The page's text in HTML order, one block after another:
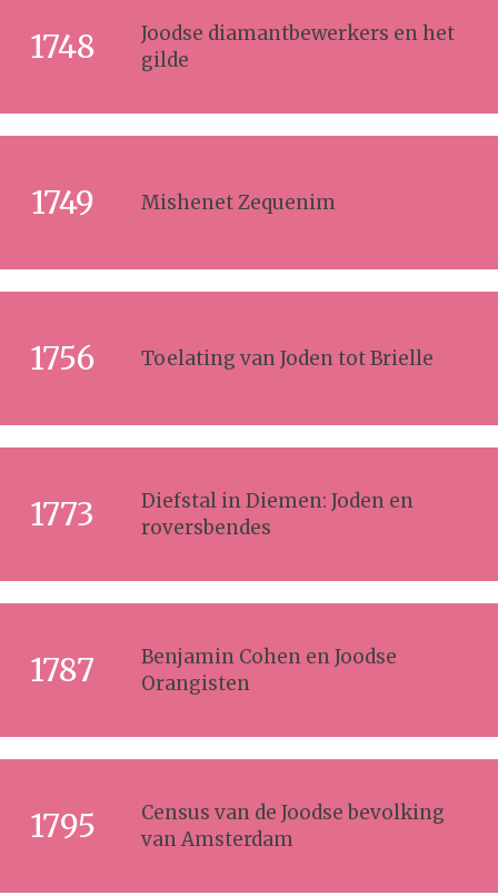
1748
Joodse diamantbewerkers en het
gilde
1749 Mishenet Zequenim
1756 Toelating van Joden tot Brielle
1773
Diefstal in Diemen: Joden en
roversbendes
1787
Benjamin Cohen en Joodse
Orangisten
1795
Census van de Joodse bevolking
van Amsterdam